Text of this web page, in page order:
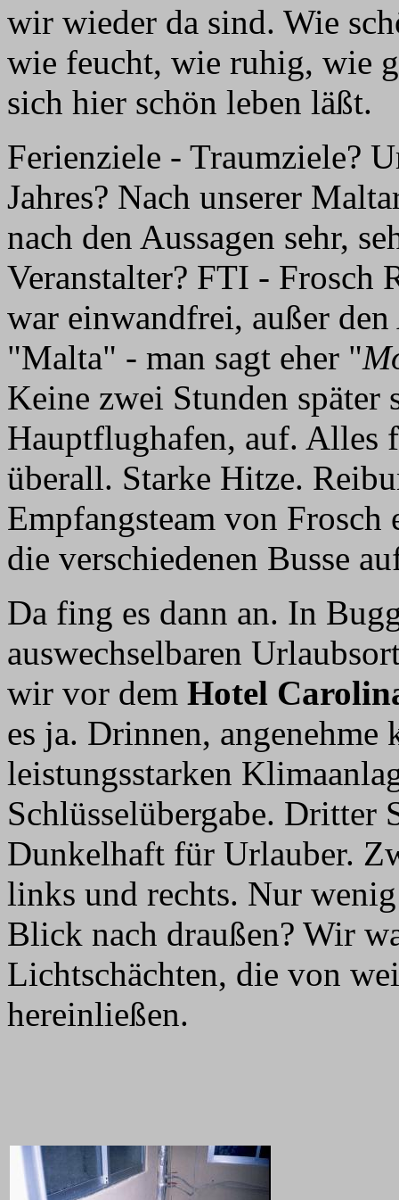
wir wieder da sind. Wie
wie feucht, wie ruhig, wie
sich hier schön leben läßt.
Ferienziele - Traumziele?
Jahres? Nach unserer
nach den Aussagen sehr,
Veranstalter? FTI - Frosch
war einwandfrei, außer
"Malta" - man sagt eher "
Keine zwei Stunden
Hauptflughafen, auf. Alles
überall. Starke Hitze.
Empfangsteam von
die verschiedenen Busse
Da fing es dann an. In
auswechselbaren
wir vor dem Hotel
es ja. Drinnen, angenehme
leistungsstarken
Schlüsselübergabe. Dritter
Dunkelhaft für Urlauber.
links und rechts. Nur
Blick nach draußen? Wir
Lichtschächten, die von
hereinließen.